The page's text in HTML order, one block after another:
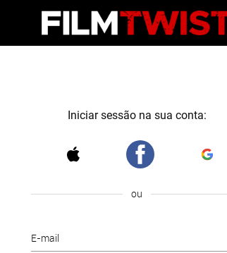
Iniciar sessão na sua conta:
ou
E-mail